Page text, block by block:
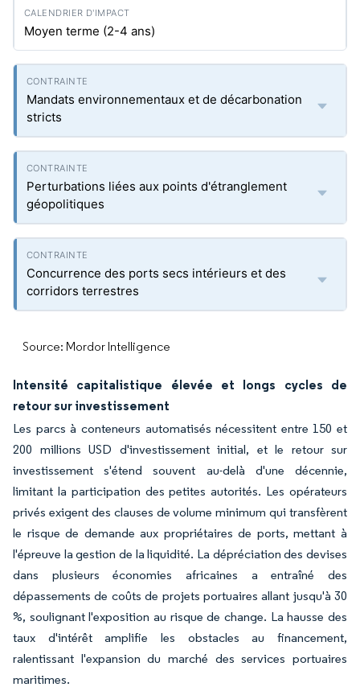
Moyen terme (2-4 ans)
Mandats environnementaux et de décarbonation
stricts
Perturbations liées aux points d'étranglement
géopolitiques
Concurrence des ports secs intérieurs et des
corridors terrestres
Source: Mordor Intelligence
Intensité capitalistique élevée et longs cycles de
retour sur investissement
Les parcs à conteneurs automatisés nécessitent entre 150 et
200 millions USD d'investissement initial, et le retour sur
investissement s'étend souvent au-delà d'une décennie,
limitant la participation des petites autorités. Les opérateurs
privés exigent des clauses de volume minimum qui transfèrent
le risque de demande aux propriétaires de ports, mettant à
l'épreuve la gestion de la liquidité. La dépréciation des devises
dans plusieurs économies africaines a entraîné des
dépassements de coûts de projets portuaires allant jusqu'à 30
%, soulignant l'exposition au risque de change. La hausse des
taux d'intérêt amplifie les obstacles au financement,
ralentissant l'expansion du marché des services portuaires
maritimes.